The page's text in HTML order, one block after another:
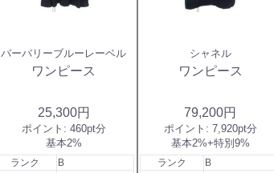
バーバリーブルーレーベル
ワンピース
25,300円
ポイント: 460pt分
基本2%
ランク
B
シャネル
ワンピース
79,200円
ポイント: 7,920pt分
基本2%+特別9%
ランク
B